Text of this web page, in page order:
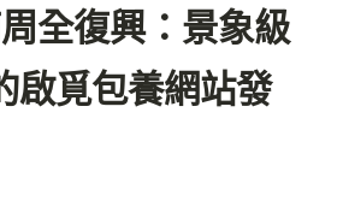
全復興：景象級
啟覓包養網站發